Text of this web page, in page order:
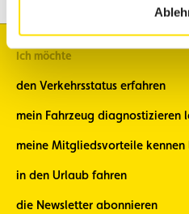
Ich möchte
den Verkehrsstatus erfahren
mein Fahrzeug diagnostizieren
meine Mitgliedsvorteile kennen
in den Urlaub fahren
die Newsletter abonnieren